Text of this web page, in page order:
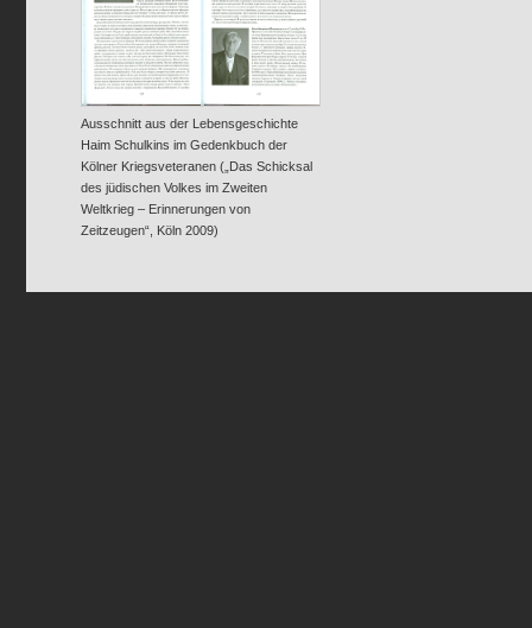
Ausschnitt aus der Lebensgeschichte
Haim Schulkins im Gedenkbuch der
Kölner Kriegsveteranen („Das Schicksal
des jüdischen Volkes im Zweiten
Weltkrieg – Erinnerungen von
Zeitzeugen“, Köln 2009)